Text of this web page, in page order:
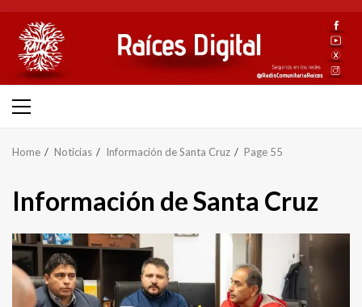
content
Primary
Home Noticias Información de Santa Cruz Page 55
Información de Santa Cruz